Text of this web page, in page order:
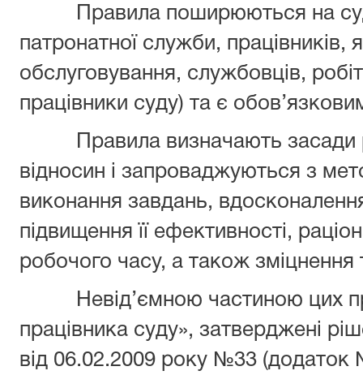
Правила поширюються на
патронатної служби, працівників,
обслуговування, службовців,
працівники суду) та є
Правила визначають засади
відносин і запроваджуються з
виконання завдань, вдосконалення
підвищення її ефективності,
робочого часу, а також зміцнення
Невід’ємною частиною цих
працівника суду», затверджені
від 06.02.2009 року №33